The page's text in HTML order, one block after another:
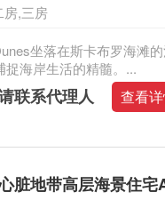
房,三房
坐落在斯卡布罗海滩
捉海岸生活的精髓。...
联系代理人 查看
脏地带高层海景住